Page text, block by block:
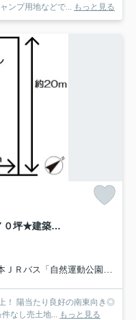
ンプ用地などで...
もっと見る
★緑豊かな住環境★敷地ゆったり７０坪★建築条件なし売土地★京丹波町蒲生蒲生野
「自然運動公園前」 停歩9分
！ 陽当たり良好の南東向き◎
なし売土地...
もっと見る